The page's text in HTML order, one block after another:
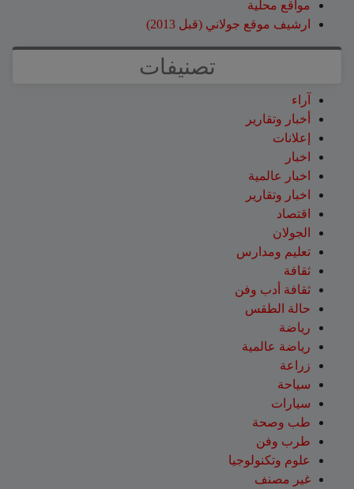
مواقع محلية
ارشيف موقع جولاني (قبل 2013)
تصنيفات
آراء
أخبار وتقارير
إعلانات
اخبار
اخبار عالمية
اخبار وتقارير
اقتصاد
الجولان
تعليم ومدارس
ثقافة
ثقافة أدب وفن
حالة الطقس
رياضة
رياضة عالمية
زراعة
سياحة
سيارات
طب وصحة
طرب وفن
علوم وتكنولوجيا
غير مصنف